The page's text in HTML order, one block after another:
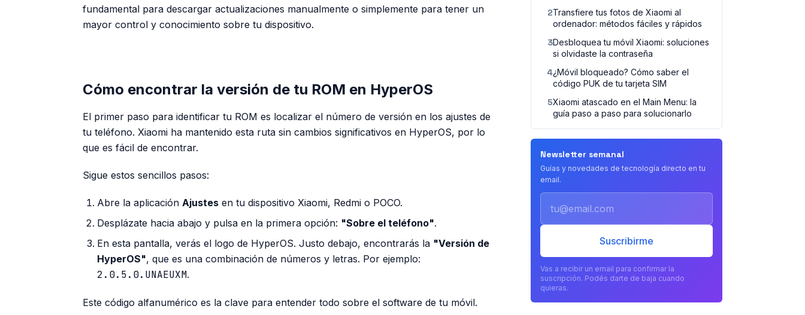
fundamental para descargar actualizaciones manualmente o simplemente para tener un
mayor control y conocimiento sobre tu dispositivo.
Cómo encontrar la versión de tu ROM en HyperOS
El primer paso para identificar tu ROM es localizar el número de versión en los ajustes de
tu teléfono. Xiaomi ha mantenido esta ruta sin cambios significativos en HyperOS, por lo
que es fácil de encontrar.
Sigue estos sencillos pasos:
Abre la aplicación Ajustes en tu dispositivo Xiaomi, Redmi o POCO.
Desplázate hacia abajo y pulsa en la primera opción: "Sobre el teléfono".
En esta pantalla, verás el logo de HyperOS. Justo debajo, encontrarás la "Versión de
HyperOS", que es una combinación de números y letras. Por ejemplo:
2.0.5.0.UNAEUXM.
Este código alfanumérico es la clave para entender todo sobre el software de tu móvil.
2Transfiere tus fotos de Xiaomi al
ordenador: métodos fáciles y rápidos
3Desbloquea tu móvil Xiaomi: soluciones
si olvidaste la contraseña
4¿Móvil bloqueado? Cómo saber el
código PUK de tu tarjeta SIM
5Xiaomi atascado en el Main Menu: la
guía paso a paso para solucionarlo
Newsletter semanal
Guías y novedades de tecnología directo en tu
email.
Suscribirme
Vas a recibir un email para confirmar la
suscripción. Podés darte de baja cuando
quieras.